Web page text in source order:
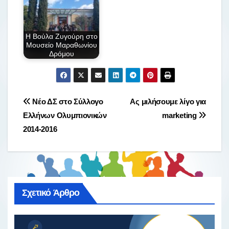
b
o
o
k
Η Βούλα Ζυγούρη στο
Μουσείο Μαραθωνίου
Δρόμου
Πλοήγηση
άρθρων
Ας μιλήσουμε λίγο για
marketing
Νέο ΔΣ στο Σύλλογο
Ελλήνων Ολυμπιονικών
2014-2016
Σχετικό Άρθρο